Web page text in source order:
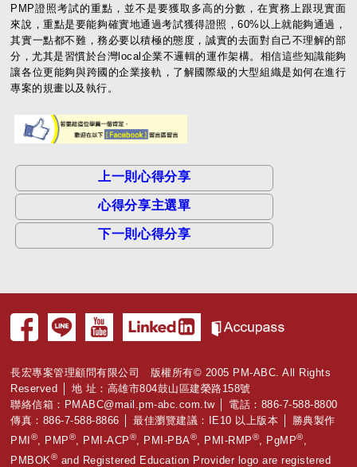
PMP證照考試的重點，並不是要獲取多高的分數，在實務上跟現實面
來說，重點是要能夠確實地通過考試獲得證照，60%以上就能夠通過，
其實一點都不難，務必要以積極的態度，誠實的去面對自己不理解的部
分，尤其是習慣於台灣local企業不邏輯的運作架構。相信這些知識能夠
讓各位更能夠與跨國的企業接軌，了解國際級的大型組織是如何在進行
專案的規畫以及執行。
上一則心得分享
心得分享主選單
下一則心得分享
長宏專案管理顧問有限公司 版權所有© 2005 PM-ABC. All Rights
Reserved │ 地 址：高雄市804鼓山區建榮路158號
聯絡信箱： PMABC@mail.pm-abc.com.tw│ 電話：886-7-588-8800
傳真：886-7-588-8866 │ 最佳瀏覽建議：IE10 以上版本 │ 勝典製作
PMI ® , PMP® , PMI-ACP® , PMI-PBA® , PMI-RMP® , PgMP®
PMBOK® and Registered Education Provider logo are registered